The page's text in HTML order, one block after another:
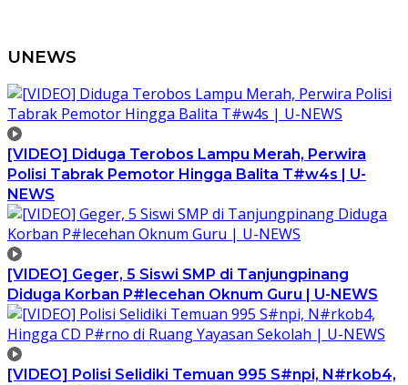
UNEWS
[VIDEO] Diduga Terobos Lampu Merah, Perwira
Polisi Tabrak Pemotor Hingga Balita T#w4s | U-
NEWS
[VIDEO] Geger, 5 Siswi SMP di Tanjungpinang
Diduga Korban P#lecehan Oknum Guru | U-NEWS
[VIDEO] Polisi Selidiki Temuan 995 S#npi, N#rkob4,